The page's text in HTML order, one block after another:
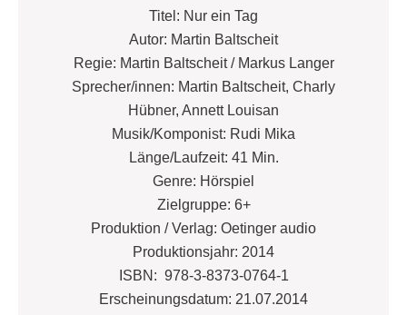
Titel: Nur ein Tag
Autor: Martin Baltscheit
Regie: Martin Baltscheit / Markus Langer
Sprecher/innen: Martin Baltscheit, Charly
Hübner, Annett Louisan
Musik/Komponist: Rudi Mika
Länge/Laufzeit: 41 Min.
Genre: Hörspiel
Zielgruppe: 6+
Produktion / Verlag: Oetinger audio
Produktionsjahr: 2014
ISBN: 978-3-8373-0764-1
Erscheinungsdatum: 21.07.2014